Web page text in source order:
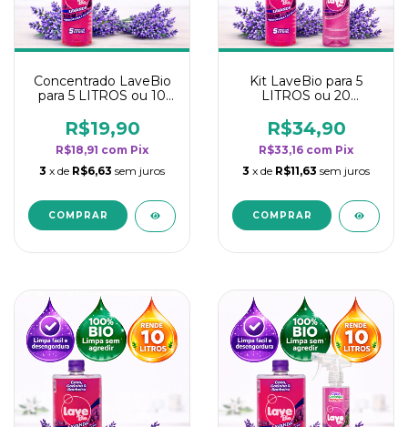
Concentrado LaveBio
para 5 LITROS ou 10
rendimento da
categoria - Lavanda
R$19,90
R$18,91 com Pix
3 x de R$6,63 sem juros
Kit LaveBio para 5
LITROS ou 20
rendimento da
categoria - Lavanda
R$34,90
R$33,16 com Pix
3 x de R$11,63 sem juros